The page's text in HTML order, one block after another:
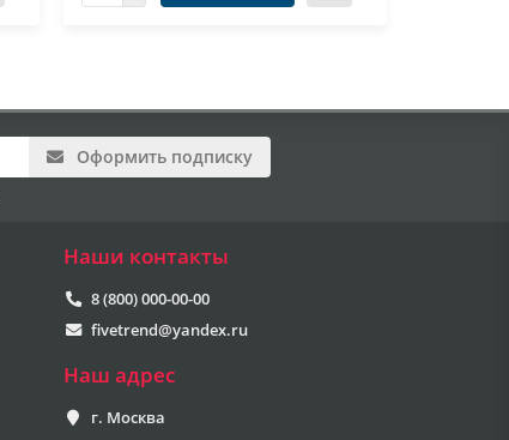
Оформить подписку
Наши контакты
8 (800) 000-00-00
fivetrend@yandex.ru
Наш адрес
г. Москва